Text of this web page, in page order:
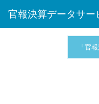
官報決算データサー
「官